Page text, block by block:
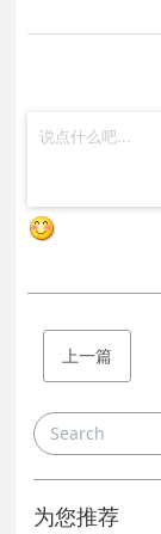
上一篇
为您推荐